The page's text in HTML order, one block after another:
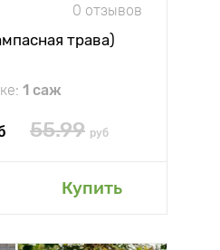
0 отзывов
трава)
1 саж
55.99 руб
Купить